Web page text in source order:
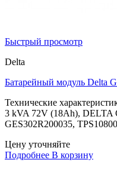
Быстрый просмотр
Delta
Батарейный модуль Delta
Технические
3 kVA 72V (18Ah), DELTA
GES302R200035,
Цену уточняйте
Подробнее В корзину